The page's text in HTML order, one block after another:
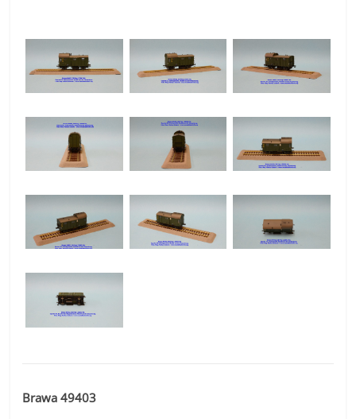
Brawa 49403